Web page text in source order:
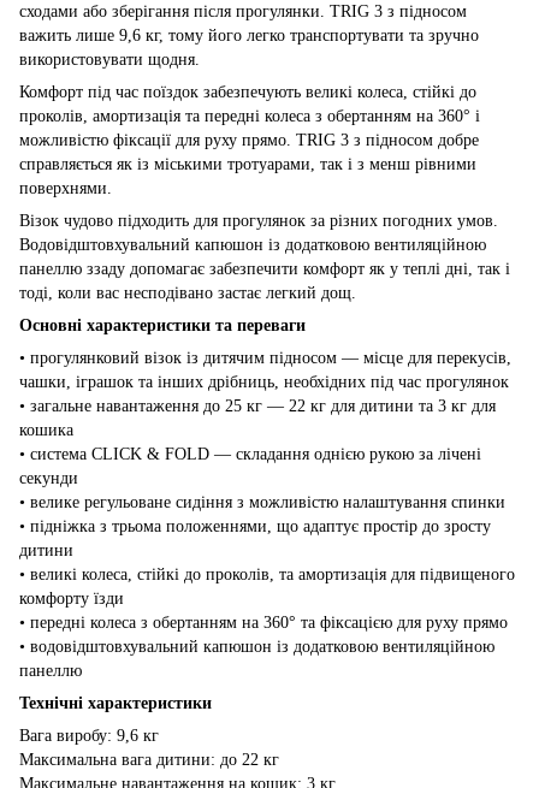
сходами або зберігання після прогулянки. TRIG 3 з підносом
важить лише 9,6 кг, тому його легко транспортувати та зручно
використовувати щодня.
Комфорт під час поїздок забезпечують великі колеса, стійкі до
проколів, амортизація та передні колеса з обертанням на 360° і
можливістю фіксації для руху прямо. TRIG 3 з підносом добре
справляється як із міськими тротуарами, так і з менш рівними
поверхнями.
Візок чудово підходить для прогулянок за різних погодних умов.
Водовідштовхувальний капюшон із додатковою вентиляційною
панеллю ззаду допомагає забезпечити комфорт як у теплі дні, так і
тоді, коли вас несподівано застає легкий дощ.
Основні характеристики та переваги
• прогулянковий візок із дитячим підносом — місце для перекусів,
чашки, іграшок та інших дрібниць, необхідних під час прогулянок
• загальне навантаження до 25 кг — 22 кг для дитини та 3 кг для
кошика
• система CLICK & FOLD — складання однією рукою за лічені
секунди
• велике регульоване сидіння з можливістю налаштування спинки
• підніжка з трьома положеннями, що адаптує простір до зросту
дитини
• великі колеса, стійкі до проколів, та амортизація для підвищеного
комфорту їзди
• передні колеса з обертанням на 360° та фіксацією для руху прямо
• водовідштовхувальний капюшон із додатковою вентиляційною
панеллю
Технічні характеристики
Вага виробу: 9,6 кг
Максимальна вага дитини: до 22 кг
Максимальне навантаження на кошик: 3 кг